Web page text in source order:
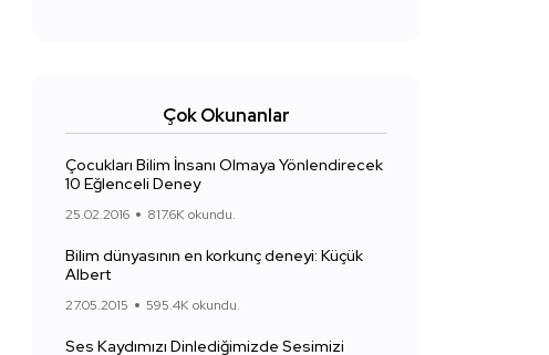
Çok Okunanlar
Çocukları Bilim İnsanı Olmaya Yönlendirecek
10 Eğlenceli Deney
25.02.2016 817.6K okundu.
Bilim dünyasının en korkunç deneyi: Küçük
Albert
27.05.2015 595.4K okundu.
Ses Kaydımızı Dinlediğimizde Sesimizi